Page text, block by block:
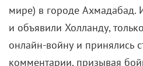
мире) в городе Ахмадабад.
и объявили Холланду,
онлайн-войну и принялись
комментарии, призывая